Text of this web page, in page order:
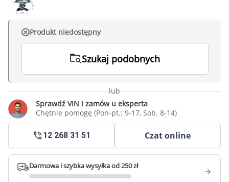
Produkt niedostępny
Szukaj podobnych
lub
Sprawdź VIN i zamów u eksperta
Chętnie pomogę (Pon-pt.: 9-17, Sob. 8-14)
12 268 31 51 Czat online
Darmowa i szybka wysyłka od 250 zł